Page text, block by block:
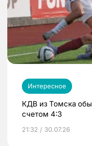
Интересное
КДВ из Томска
счетом 4:3
21:32 / 30.07.26